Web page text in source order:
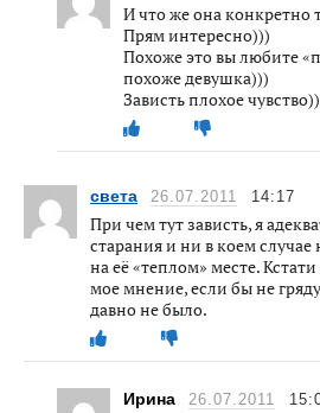
И что же она конкретно
Прям интересно)))
Похоже это вы любите
похоже девушка)))
Зависть плохое
света 26.07.2011 14:17
При чем тут зависть, я
старания и ни в коем случае
на её «теплом» месте.
мое мнение, если бы не
давно не было.
Ирина 26.07.2011